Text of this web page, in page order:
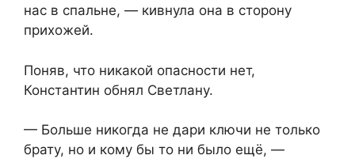
нас в спальне, — кивнула она в сторону
прихожей.
Поняв, что никакой опасности нет,
Константин обнял Светлану.
— Больше никогда не дари ключи не только
брату, но и кому бы то ни было ещё, —